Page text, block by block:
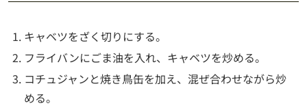
キャベツをざく切りにする。
フライバンにごま油を入れ、キャベツを炒める。
コチュジャンと焼き鳥缶を加え、混ぜ合わせながら炒
める。